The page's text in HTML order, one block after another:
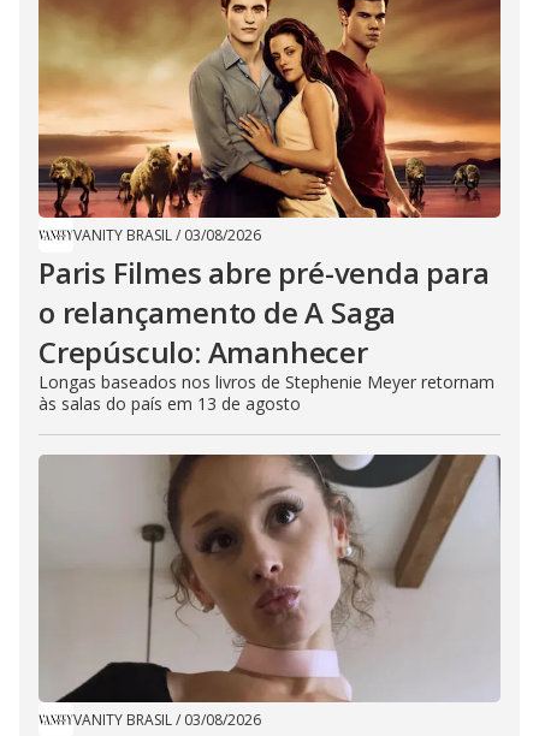
VANITY BRASIL/ 03/08/2026
Paris Filmes abre pré-venda para
o relançamento de A Saga
Crepúsculo: Amanhecer
Longas baseados nos livros de Stephenie Meyer retornam
às salas do país em 13 de agosto
VANITY BRASIL/ 03/08/2026